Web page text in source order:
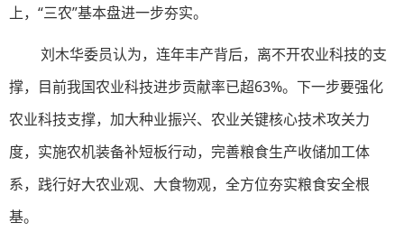
上，“三农”基本盘进一步夯实。
刘木华委员认为，连年丰产背后，离不开农业科技的支
撑，目前我国农业科技进步贡献率已超63%。下一步要强化
农业科技支撑，加大种业振兴、农业关键核心技术攻关力
度，实施农机装备补短板行动，完善粮食生产收储加工体
系，践行好大农业观、大食物观，全方位夯实粮食安全根
基。